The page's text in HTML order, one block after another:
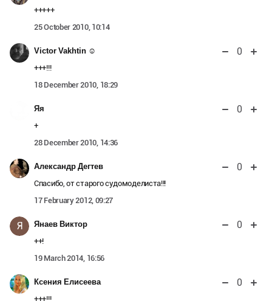
+++++
25 October 2010, 10:14
Victor Vakhtin ☺ 0
+++!!!
18 December 2010, 18:29
Яя 0
+
28 December 2010, 14:36
Александр Дегтев 0
Спасибо, от старого судомоделиста!!!
17 February 2012, 09:27
Я Янаев Виктор 0
++!
19 March 2014, 16:56
Ксения Елисеева 0
+++!!!